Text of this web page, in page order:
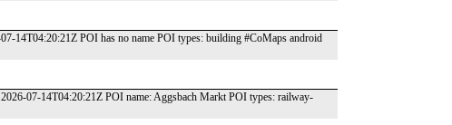
14T04:20:21Z POI has no name POI types: building #CoMaps android
07-14T04:20:21Z POI name: Aggsbach Markt POI types: railway-